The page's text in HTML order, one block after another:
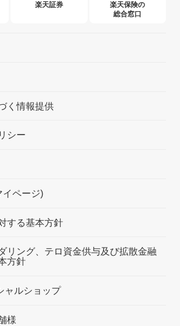
楽天証券
楽天保険の
総合窓口
く情報提供
シー
イページ)
する基本方針
リング、テロ資金供与及び拡散金融
方針
ャルショップ
様